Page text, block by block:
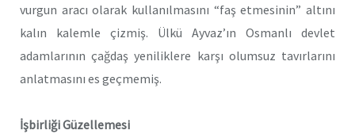
vurgun aracı olarak kullanılmasını “faş etmesinin” altını
kalın kalemle çizmiş. Ülkü Ayvaz’ın Osmanlı devlet
adamlarının çağdaş yeniliklere karşı olumsuz tavırlarını
anlatmasını es geçmemiş.
İşbirliği Güzellemesi